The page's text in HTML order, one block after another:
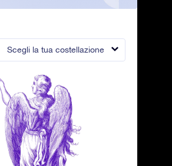
Scegli la tua costellazione